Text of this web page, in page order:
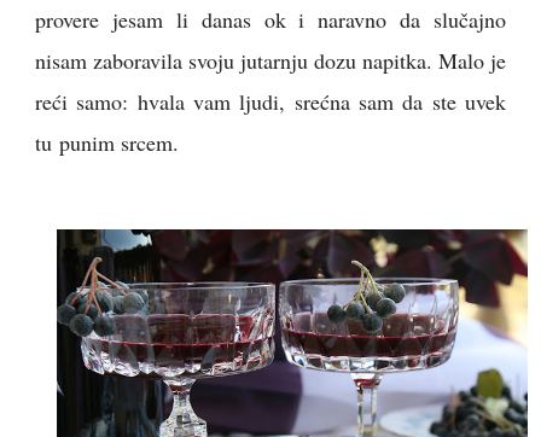
provere jesam li danas ok i naravno da slučajno
nisam zaboravila svoju jutarnju dozu napitka. Malo je
reći samo: hvala vam ljudi, srećna sam da ste uvek
tu punim srcem.